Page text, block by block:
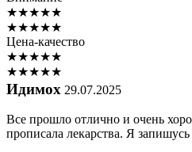
★★★★★
★★★★★
Цена-качество
★★★★★
★★★★★
Идимох 29.07.2025
Все прошло отлично и очень
прописала лекарства. Я